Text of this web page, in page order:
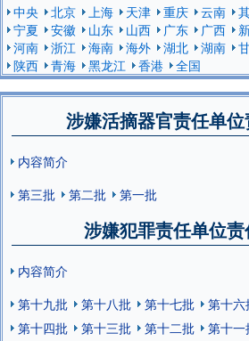
中央 北京 上海 天津 重庆 云南
宁夏
安徽 山东 山西 广东 广西
河南
浙江 海南 海外 湖北 湖南
陕西
青海 黑龙江 香港 全国
涉嫌活摘器官责任单
内容简介
第三批
第二批 第一批
涉嫌犯罪责任单位
内容简介
第十九批
第十八批 第十七批 第十六
第十四批
第十三批 第十二批 第十一